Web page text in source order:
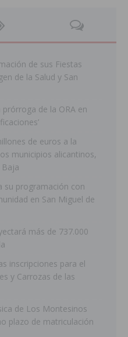
de sus Fiestas
de la Salud y San
prórroga de la ORA en
de euros a la
municipios alicantinos,
su programación con
en San Miguel de
más de 737.000
inscripciones para el
y Carrozas de las
de Los Montesinos
plazo de matriculación